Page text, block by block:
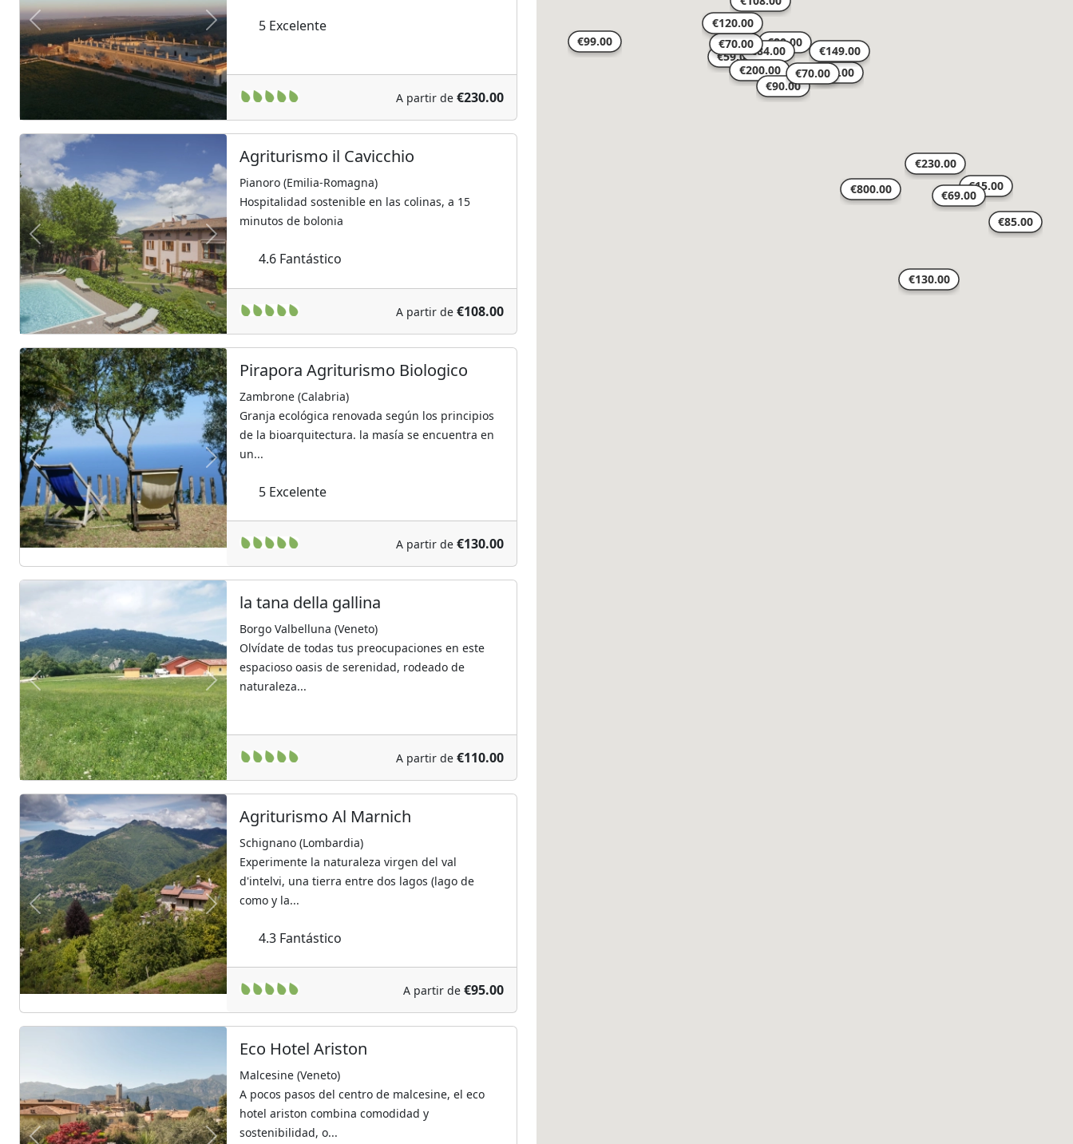
Previous Next 5 Excelente
A partir de €230.00
Previous Next
Agriturismo il Cavicchio
Pianoro (Emilia-Romagna)
Hospitalidad sostenible en las colinas, a 15
minutos de bolonia
4.6 Fantástico
A partir de €108.00
Previous Next
Pirapora Agriturismo Biologico
Zambrone (Calabria)
Granja ecológica renovada según los principios
de la bioarquitectura. la masía se encuentra en
un...
5 Excelente
A partir de €130.00
Previous Next
la tana della gallina
Borgo Valbelluna (Veneto)
Olvídate de todas tus preocupaciones en este
espacioso oasis de serenidad, rodeado de
naturaleza...
A partir de €110.00
Previous Next
Agriturismo Al Marnich
Schignano (Lombardia)
Experimente la naturaleza virgen del val
d'intelvi, una tierra entre dos lagos (lago de
como y la...
4.3 Fantástico
A partir de €95.00
Eco Hotel Ariston
Malcesine (Veneto)
A pocos pasos del centro de malcesine, el eco
hotel ariston combina comodidad y
sostenibilidad, o...